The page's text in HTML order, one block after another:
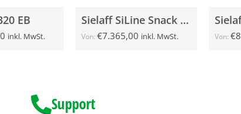
EB
inkl. MwSt.
Sielaff SiLine Snack S Lift (Combi)
Von: €7.365,00 inkl. MwSt. Von: €
Support